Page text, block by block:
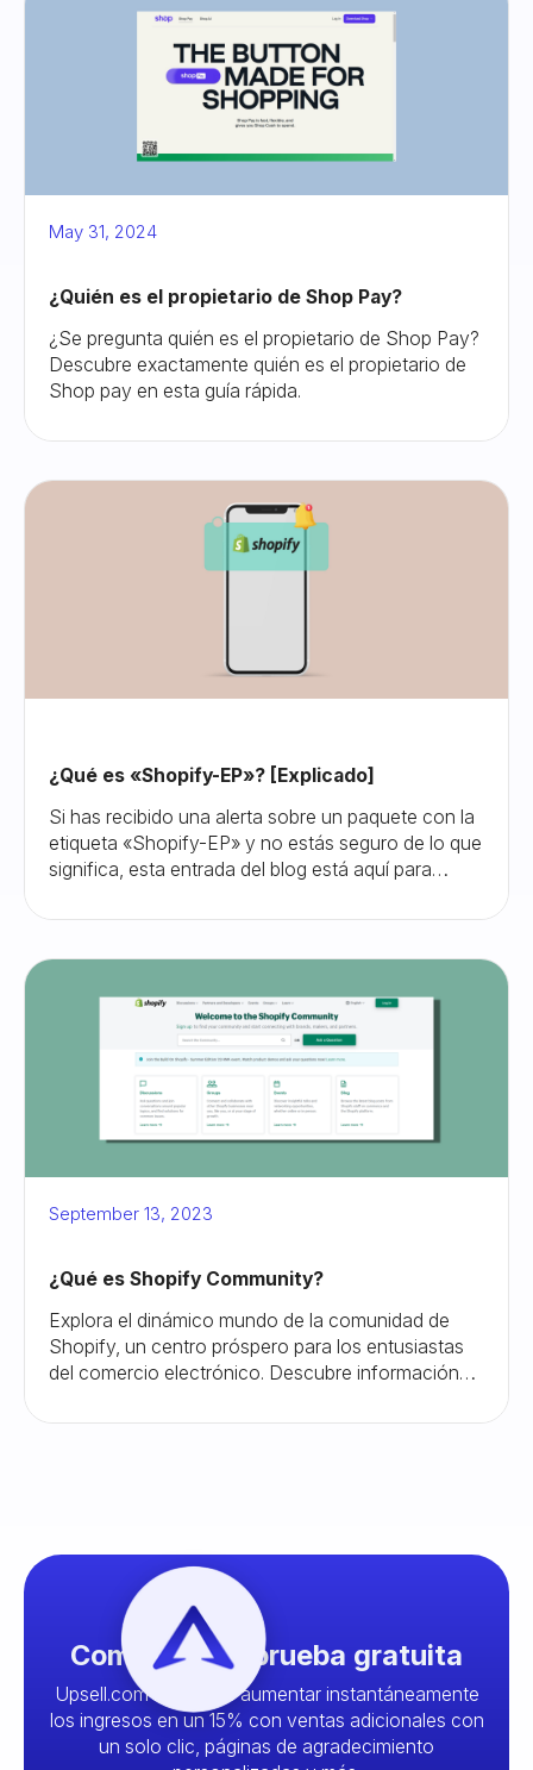
May 31, 2024
¿Quién es el propietario de Shop Pay?
¿Se pregunta quién es el propietario de Shop Pay?
Descubre exactamente quién es el propietario de
Shop pay en esta guía rápida.
¿Qué es «Shopify-EP»? [Explicado]
Si has recibido una alerta sobre un paquete con la
etiqueta «Shopify-EP» y no estás seguro de lo que
significa, esta entrada del blog está aquí para
September 13, 2023
¿Qué es Shopify Community?
Explora el dinámico mundo de la comunidad de
Shopify, un centro próspero para los entusiastas
del comercio electrónico. Descubre información
crecer tu negocio en línea de manera efectiva.
Comience su prueba gratuita
Upsell.com le permite aumentar instantáneamente
los ingresos en un 15% con ventas adicionales con
un solo clic, páginas de agradecimiento